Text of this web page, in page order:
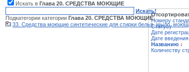
Искать в Глава 20. СРЕДСТВА МОЮЩИЕ
Искать!
Подкатегории категории Глава 20. СРЕДСТВА МОЮЩИЕ:
33. Средства моющие синтетические для стирки белья, мыло,
Номеру
Статусу
Дате
Дате введения
Названию ↓
Количеству